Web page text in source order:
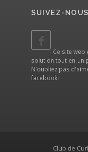
SUIVEZ-NOUS
Ce site
solution tout-en-un
N'oubliez pas
facebook!
Club de